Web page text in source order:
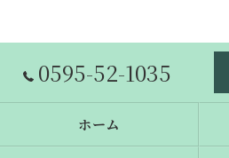
0595-52-1035
ホーム